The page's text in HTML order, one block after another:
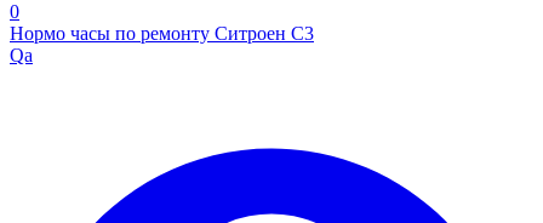
0
Нормо часы по ремонту Ситроен С3
Qa